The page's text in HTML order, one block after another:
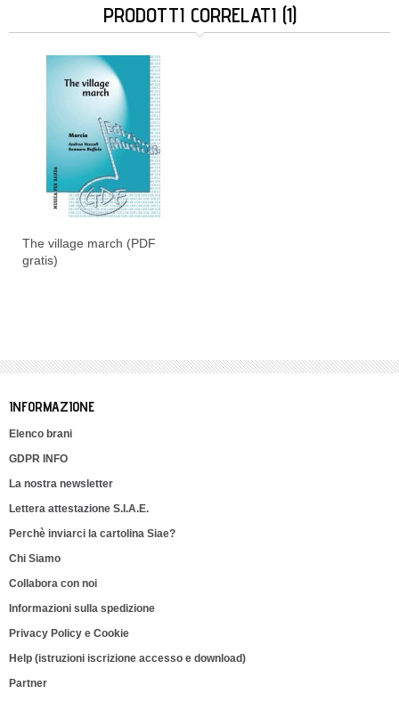
PRODOTTI CORRELATI (1)
The village march (PDF
gratis)
INFORMAZIONE
Elenco brani
GDPR INFO
La nostra newsletter
Lettera attestazione S.I.A.E.
Perchè inviarci la cartolina Siae?
Chi Siamo
Collabora con noi
Informazioni sulla spedizione
Privacy Policy e Cookie
Help (istruzioni iscrizione accesso e download)
Partner